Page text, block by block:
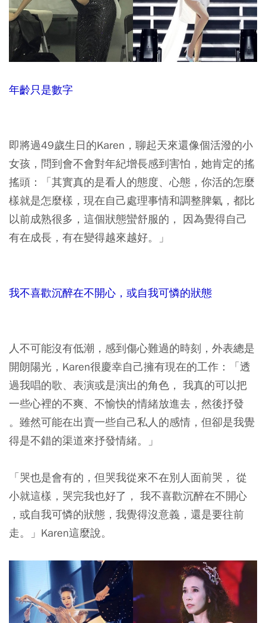
年齡只是數字
即將過49歲生日的Karen，聊起天來還像個活潑的小
女孩，問到會不會對年紀增長感到害怕，她肯定的搖
搖頭：「其實真的是看人的態度、心態，你活的怎麼
樣就是怎麼樣，現在自己處理事情和調整脾氣，都比
以前成熟很多，這個狀態蠻舒服的， 因為覺得自己
有在成長，有在變得越來越好。」
我不喜歡沉醉在不開心，或自我可憐的狀態
人不可能沒有低潮，感到傷心難過的時刻，外表總是
開朗陽光，Karen很慶幸自己擁有現在的工作：「透
過我唱的歌、表演或是演出的角色， 我真的可以把
一些心裡的不爽、不愉快的情緒放進去，然後抒發
。雖然可能在出賣一些自己私人的感情，但卻是我覺
得是不錯的渠道來抒發情緒。」
「哭也是會有的，但哭我從來不在別人面前哭， 從
小就這樣，哭完我也好了， 我不喜歡沉醉在不開心
，或自我可憐的狀態，我覺得沒意義，還是要往前
走。」Karen這麼說。